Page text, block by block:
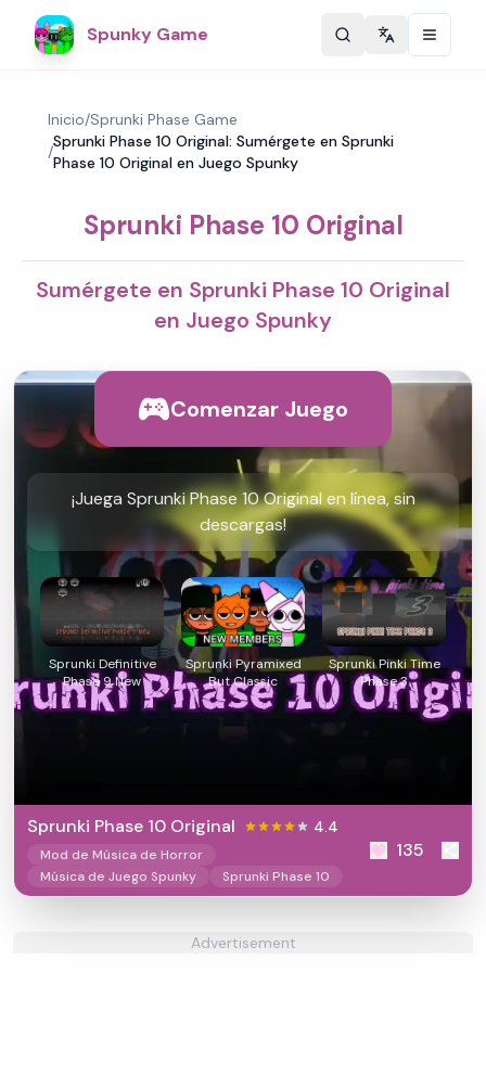
Spunky Game Change
Inicio/Sprunki Phase Game
/
Sprunki Phase 10 Original: Sumérgete en Sprunki
Phase 10 Original en Juego Spunky
Sprunki Phase 10 Original
Sumérgete en Sprunki Phase 10 Original
en Juego Spunky
Comenzar Juego
¡Juega Sprunki Phase 10 Original en línea, sin
descargas!
Sprunki Definitive
Phase 9 New
Sprunki Pyramixed
But Classic
Sprunki Pinki Time
Phase 3
Sprunki Phase 10 Original 4.4
Mod de Música de Horror
Música de Juego Spunky
Sprunki Phase 10
135
Advertisement